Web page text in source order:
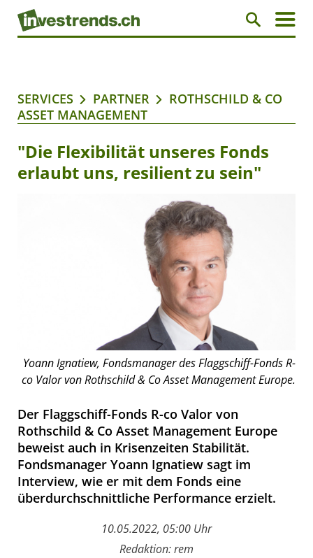
SERVICES PARTNER
ROTHSCHILD & CO
ASSET MANAGEMENT
"Die Flexibilität unseres Fonds
erlaubt uns, resilient zu sein"
Yoann Ignatiew, Fondsmanager des Flaggschiff-Fonds R-
co Valor von Rothschild & Co Asset Management Europe.
Der Flaggschiff-Fonds R-co Valor von
Rothschild & Co Asset Management Europe
beweist auch in Krisenzeiten Stabilität.
Fondsmanager Yoann Ignatiew sagt im
Interview, wie er mit dem Fonds eine
überdurchschnittliche Performance erzielt.
10.05.2022, 05:00 Uhr
Redaktion: rem